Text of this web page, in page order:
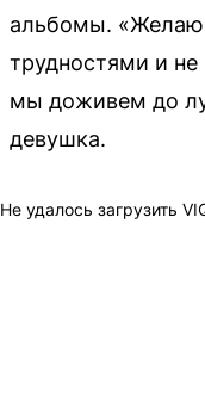
альбомы. «Желаю
трудностями и
мы доживем до
девушка.
Не удалось загрузить